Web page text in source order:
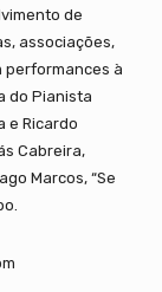
de
associações,
performances à
do Pianista
e Ricardo
Cabreira,
Marcos, “Se